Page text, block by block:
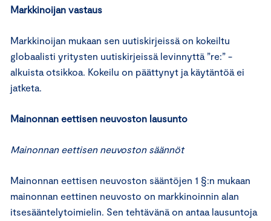
Markkinoijan vastaus
Markkinoijan mukaan sen uutiskirjeissä on kokeiltu
globaalisti yritysten uutiskirjeissä levinnyttä ”re:” -
alkuista otsikkoa. Kokeilu on päättynyt ja käytäntöä ei
jatketa.
Mainonnan eettisen neuvoston lausunto
Mainonnan eettisen neuvoston säännöt
Mainonnan eettisen neuvoston sääntöjen 1 §:n mukaan
mainonnan eettinen neuvosto on markkinoinnin alan
itsesääntelytoimielin. Sen tehtävänä on antaa lausuntoja